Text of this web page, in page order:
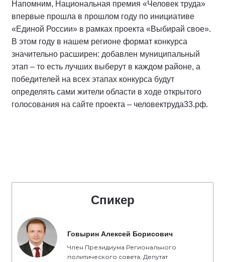
Напомним, Национальная премия «Человек труда»
впервые прошла в прошлом году по инициативе
«Единой России» в рамках проекта «Выбирай свое».
В этом году в нашем регионе формат конкурса
значительно расширен: добавлен муниципальный
этап – то есть лучших выберут в каждом районе, а
победителей на всех этапах конкурса будут
определять сами жители области в ходе открытого
голосования на сайте проекта – человектруда33.рф.
Спикер
Говырин Алексей Борисович
Член Президиума Регионального
политического совета, Депутат